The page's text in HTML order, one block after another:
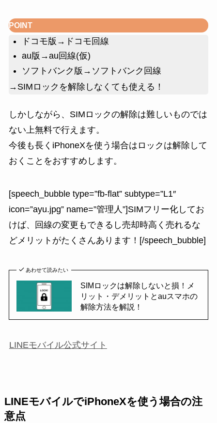
POINT
ドコモ版→ドコモ回線
au版→au回線(仮)
ソフトバンク版→ソフトバンク回線
→ SIMロックを解除しなくても使える！
しかしながら、SIMロックの解除は難しいものでは
ない上無料で行えます。
今後も長くiPhoneXを使う場合はロックは解除して
おくことをおすすめします。
[speech_bubble type=”fb-flat” subtype=”L1″
icon=”ayu.jpg” name=”管理人”]SIMフリー化してお
けば、回線の変更もできるし売却時高く売れるな
どメリットがたくさんあります！[/speech_bubble]
あわせて読みたい
SIMロックは解除しないと損！メ
リット・デメリットとauスマホの
解除方法を解説！
LINEモバイル公式サイト
LINEモバイルでiPhoneXを使う場合の注
意点